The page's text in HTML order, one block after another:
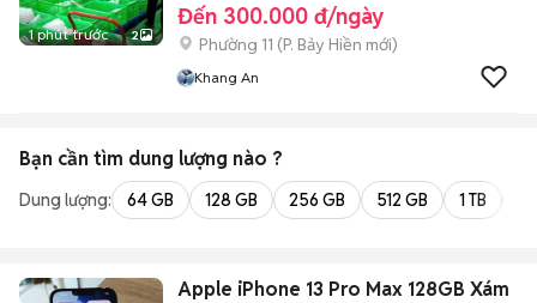
1 phút trước 2
Đến 300.000 đ/ngày
Phường 11 (P. Bảy Hiền mới)
Khang An
Bạn cần tìm dung lượng nào ?
Dung lượng: 64 GB 128 GB 256 GB 512 GB 1 TB
Apple iPhone 13 Pro Max 128GB Xám